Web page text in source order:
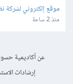
موقع إلكتروني لشركة
منذ 2 ساعة
عن أكاديمية
إرشادات